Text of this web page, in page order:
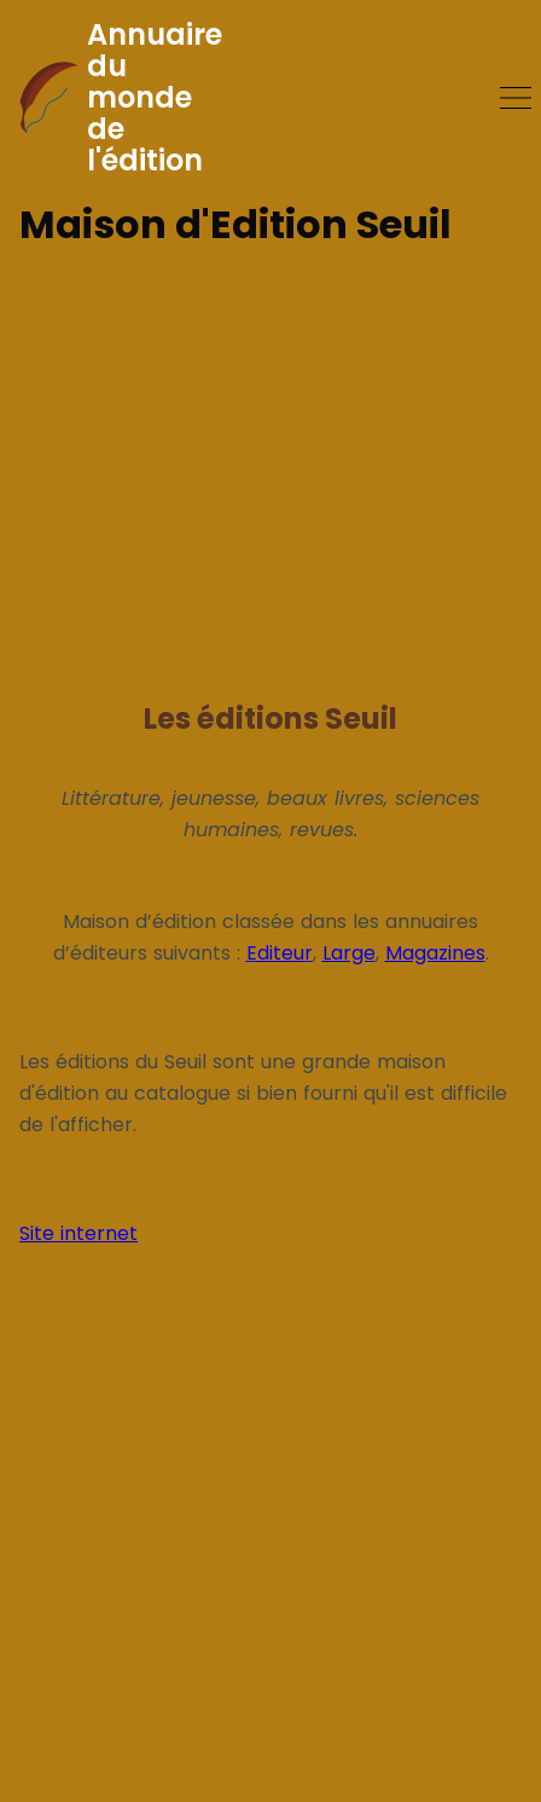
Skip
to
Content
Annuaire
du
monde
de
l'édition
Maison d'Edition Seuil
Les éditions Seuil
Littérature, jeunesse, beaux livres, sciences
humaines, revues.
Maison d’édition classée dans les annuaires
d’éditeurs suivants : Editeur, Large, Magazines.
Les éditions du Seuil sont une grande maison
d'édition au catalogue si bien fourni qu'il est difficile
de l'afficher.
Site internet